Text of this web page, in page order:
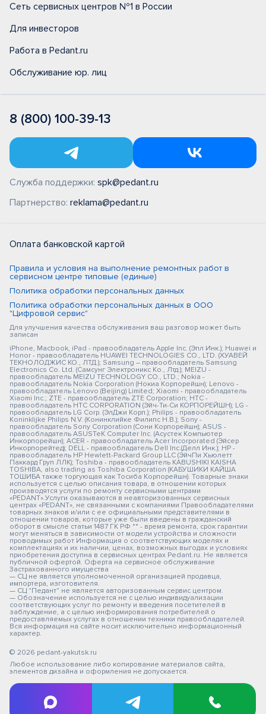
Сеть сервисных центров №1 в России
Для инвесторов
Работа в Pedant.ru
Обслуживание юр. лиц
8 (800) 100-39-13
Служба поддержки: spk@pedant.ru
Партнерство: reklama@pedant.ru
Оплата банковской картой
Правила и условия на выполнение ремонтных работ в
сервисном центре типовые (единые)
Политика обработки персональных данных
Политика обработки персональных данных в ООО
"Цифровой сервис"
Для улучшения качества обслуживания ваш разговор может быть
записан
iPhone, Macbook, iPad - правообладатель Apple Inc. (Эпл Инк.); Huawei и
Honor - правообладатель HUAWEI TECHNOLOGIES CO., LTD. (ХУАВЕЙ
ТЕКНОЛОДЖИС КО., ЛТД.); Samsung – правообладатель Samsung
Electronics Co. Ltd. (Самсунг Электроникс Ко., Лтд.); MEIZU -
правообладатель MEIZU TECHNOLOGY CO., LTD.; Nokia -
правообладатель Nokia Corporation (Нокиа Корпорейшн); Lenovo -
правообладатель Lenovo (Beijing) Limited; Xiaomi - правообладатель
Xiaomi Inc.; ZTE - правообладатель ZTE Corporation; HTC -
правообладатель HTC CORPORATION (Эйч-Ти-Си КОРПОРЕЙШН); LG -
правообладатель LG Corp. (ЭлДжи Корп.); Philips - правообладатель
Koninklijke Philips N.V. (Конинклийке Филипс Н.В.); Sony -
правообладатель Sony Corporation (Сони Корпорейшн); ASUS -
правообладатель ASUSTeK Computer Inc. (Асустек Компьютер
Инкорпорейшн); ACER - правообладатель Acer Incorporated (Эйсер
Инкорпорейтед); DELL - правообладатель Dell Inc.(Делл Инк.); HP -
правообладатель HP Hewlett-Packard Group LLC (ЭйчПи Хьюлетт
Паккард Груп ЛЛК); Toshiba - правообладатель KABUSHIKI KAISHA
TOSHIBA, also trading as Toshiba Corporation (КАБУШИКИ КАЙША
ТОШИБА также торгующая как Тосиба Корпорейшн). Товарные знаки
используется с целью описания товара, в отношении которых
производятся услуги по ремонту сервисными центрами
«PEDANT».Услуги оказываются в неавторизованных сервисных
центрах «PEDANT», не связанными с компаниями Правообладателями
товарных знаков и/или с ее официальными представителями в
отношении товаров, которые уже были введены в гражданский
оборот в смысле статьи 1487 ГК РФ ** - время ремонта, срок гарантии
могут меняться в зависимости от модели устройства и сложности
проводимых работ Информация о соответствующих моделях и
комплектациях и их наличии, ценах, возможных выгодах и условиях
приобретения доступна в сервисных центрах Pedant.ru. Не является
публичной офертой. Оферта на сервисное обслуживание
Застрахованного имущества
— СЦ не является уполномоченной организацией продавца,
импортера, изготовителя.
— СЦ "Педант" не является авторизованным сервис центром.
— Обозначение используется не с целью индивидуализации
соответствующих услуг по ремонту и введения посетителей в
заблуждение, а с целью информирования потребителей о
предоставляемых услугах в отношении техники правообладателей.
Вся информация на сайте носит исключительно информационный
характер.
© 2026 pedant-yakutsk.ru
Любое использование либо копирование материалов сайта,
элементов дизайна и оформления не допускается.